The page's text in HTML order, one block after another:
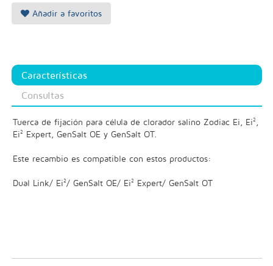
Añadir a favoritos
Características
Consultas
Tuerca de fijación para célula de clorador salino Zodiac Ei, Ei²,
Ei² Expert, GenSalt OE y GenSalt OT.
Este recambio es compatible con estos productos:
Dual Link/ Ei²/ GenSalt OE/ Ei² Expert/ GenSalt OT